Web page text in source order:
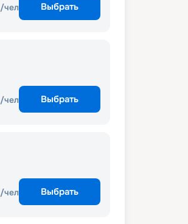
/чел Выбрать
/чел Выбрать
/чел Выбрать